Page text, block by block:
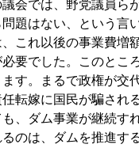
会では、野党議員ら
題はない、という言
これ以後の事業費増
要でした。このとこ
す。まるで政権が交
転嫁に国民が騙され
、ダム事業が継続す
のは、ダムを推進す